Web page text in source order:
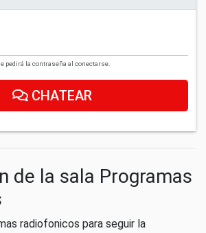
pedirá la contraseña al conectarse.
CHATEAR
de la sala Programas
radiofonicos para seguir la